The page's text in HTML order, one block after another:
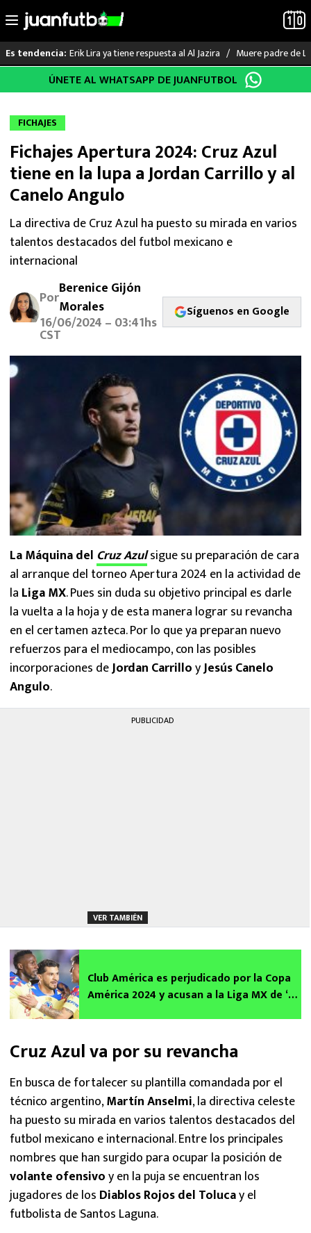
al
Es tendencia: Erik Lira ya tiene respuesta al Al Jazira Muere padre de
LO ÚLTIMO
LIGA MX
RAYADOS
PUMAS
ATLANTE
SELECCIÓN MEXICANA
FUTBOL INTERNACIONAL
MEXICANOS EN EL EXTRANJERO
FUTBOL ESTUFA
FÓRMULA 1
LIGA MX
NFL
ÚNETE AL WHATSAPP DE JUANFUTBOL
FICHAJES
Fichajes Apertura 2024: Cruz Azul
tiene en la lupa a Jordan Carrillo y al
Canelo Angulo
La directiva de Cruz Azul ha puesto su mirada en varios
talentos destacados del futbol mexicano e
internacional
PorBerenice Gijón
Morales
16/06/2024 – 03:41hs
CST
Síguenos en Google
La Máquina del Cruz Azulsigue su preparación de cara
al arranque del torneo Apertura 2024 en la actividad de
la Liga MX. Pues sin duda su objetivo principal es darle
la vuelta a la hoja y de esta manera lograr su revancha
en el certamen azteca. Por lo que ya preparan nuevo
refuerzos para el mediocampo, con las posibles
incorporaciones deJordan CarrilloyJesús Canelo
Angulo.
PUBLICIDAD
VER TAMBIÉN
Club América es perjudicado por la Copa
América 2024 y acusan a la Liga MX de ‘no
Cruz Azul va por su revancha
En busca de fortalecer su plantilla comandada por el
técnico argentino,Martín Anselmi, la directiva celeste
ha puesto su mirada en varios talentos destacados del
futbol mexicano e internacional. Entre los principales
nombres que han surgido para ocupar la posición de
volante ofensivoy en la puja se encuentran los
jugadores de los Diablos Rojos del Tolucay el
futbolista de Santos Laguna.